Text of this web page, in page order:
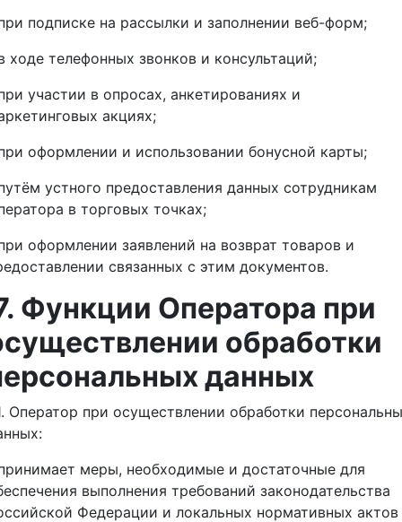
подписке на рассылки и заполнении веб-форм;
ходе телефонных звонков и консультаций;
участии в опросах, анкетированиях и
акциях;
оформлении и использовании бонусной карты;
устного предоставления данных сотрудникам
в торговых точках;
оформлении заявлений на возврат товаров и
связанных с этим документов.
Функции Оператора при
обработки
данных
Оператор при осуществлении обработки
меры, необходимые и достаточные для
выполнения требований законодательства
Федерации и локальных нормативных актов